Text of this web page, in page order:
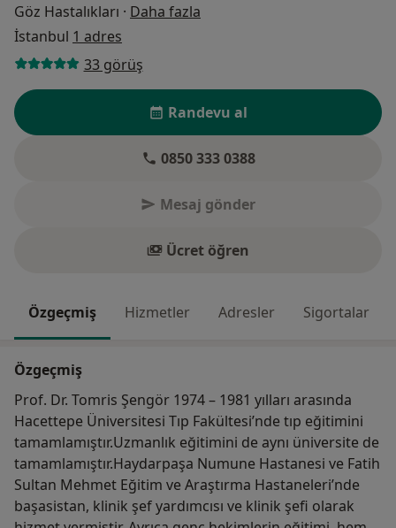
Göz Hastalıkları · Daha fazla
İstanbul 1 adres
33 görüş
Randevu al
0850 333 0388
Mesaj gönder
Ücret öğren
Özgeçmiş Hizmetler Adresler Sigortalar
Özgeçmiş
Prof. Dr. Tomris Şengör 1974 – 1981 yılları arasında
Hacettepe Üniversitesi Tıp Fakültesi’nde tıp eğitimini
tamamlamıştır.Uzmanlık eğitimini de aynı üniversite de
tamamlamıştır.Haydarpaşa Numune Hastanesi ve Fatih
Sultan Mehmet Eğitim ve Araştırma Hastaneleri’nde
başasistan, klinik şef yardımcısı ve klinik şefi olarak